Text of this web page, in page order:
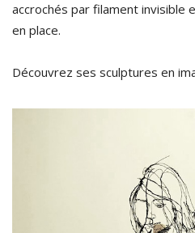
accrochés par filament invisible
en place.
Découvrez ses sculptures en